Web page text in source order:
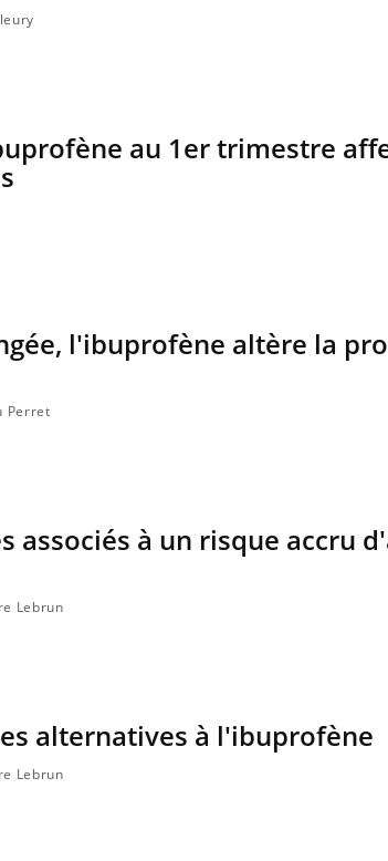
au 1er trimestre
l'ibuprofène altère la
Perret
associés à un risque accru
Lebrun
alternatives à l'ibuprofène
Lebrun